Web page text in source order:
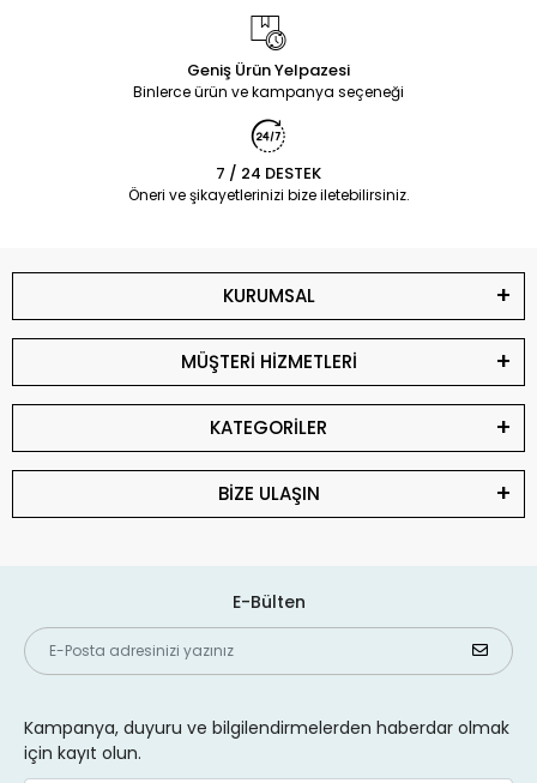
Geniş Ürün Yelpazesi
Binlerce ürün ve kampanya seçeneği
7 / 24 DESTEK
Öneri ve şikayetlerinizi bize iletebilirsiniz.
KURUMSAL
MÜŞTERİ HİZMETLERİ
KATEGORİLER
BİZE ULAŞIN
E-Bülten
Kampanya, duyuru ve bilgilendirmelerden haberdar olmak
için kayıt olun.